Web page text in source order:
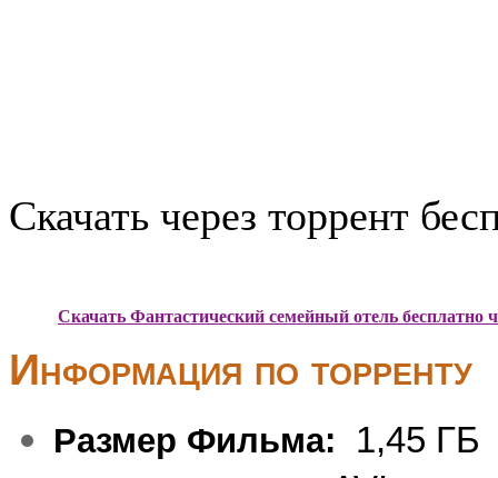
Скачать через торрент
Скачать Фантастический семейный отель бесплатно
Информация по торренту
Размер Фильма: 1,45 ГБ